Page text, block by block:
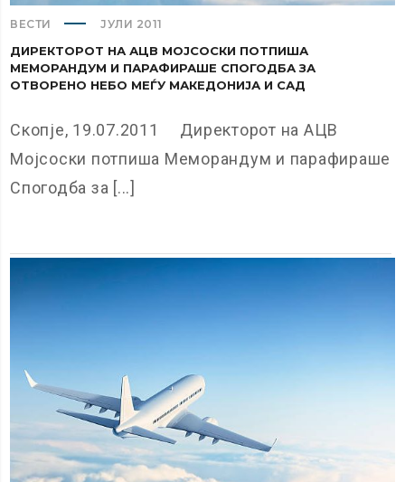
ВЕСТИ ЈУЛИ 2011
ДИРЕКТОРОТ НА АЦВ МОЈСОСКИ ПОТПИША
МЕМОРАНДУМ И ПАРАФИРАШЕ СПОГОДБА ЗА
ОТВОРЕНО НЕБО МЕЃУ МАКЕДОНИЈА И САД
Скопје, 19.07.2011 Директорот на АЦВ
Мојсоски потпиша Меморандум и парафираше
Спогодба за [...]